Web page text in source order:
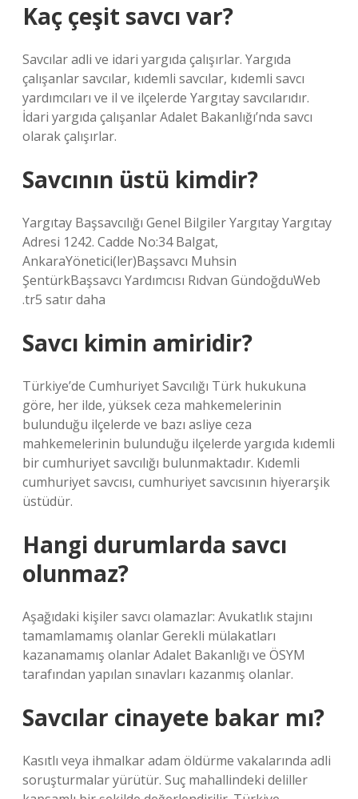
Kaç çeşit savcı var?
Savcılar adli ve idari yargıda çalışırlar. Yargıda
çalışanlar savcılar, kıdemli savcılar, kıdemli savcı
yardımcıları ve il ve ilçelerde Yargıtay savcılarıdır.
İdari yargıda çalışanlar Adalet Bakanlığı’nda savcı
olarak çalışırlar.
Savcının üstü kimdir?
Yargıtay Başsavcılığı Genel Bilgiler Yargıtay Yargıtay
Adresi 1242. Cadde No:34 Balgat,
AnkaraYönetici(ler)Başsavcı Muhsin
ŞentürkBaşsavcı Yardımcısı Rıdvan GündoğduWeb
.tr5 satır daha
Savcı kimin amiridir?
Türkiye’de Cumhuriyet Savcılığı Türk hukukuna
göre, her ilde, yüksek ceza mahkemelerinin
bulunduğu ilçelerde ve bazı asliye ceza
mahkemelerinin bulunduğu ilçelerde yargıda kıdemli
bir cumhuriyet savcılığı bulunmaktadır. Kıdemli
cumhuriyet savcısı, cumhuriyet savcısının hiyerarşik
üstüdür.
Hangi durumlarda savcı
olunmaz?
Aşağıdaki kişiler savcı olamazlar: Avukatlık stajını
tamamlamamış olanlar Gerekli mülakatları
kazanamamış olanlar Adalet Bakanlığı ve ÖSYM
tarafından yapılan sınavları kazanmış olanlar.
Savcılar cinayete bakar mı?
Kasıtlı veya ihmalkar adam öldürme vakalarında adli
soruşturmalar yürütür. Suç mahallindeki deliller